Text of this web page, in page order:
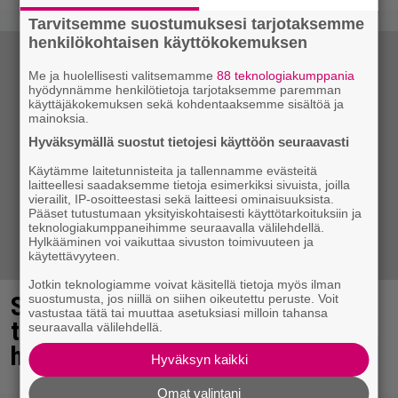
Sampo Kaulanen sai oudon
tulehduksen – makaa
hoitolaitteessa nytkähdellen
Tarvitsemme suostumuksesi tarjotaksemme
henkilökohtaisen käyttökokemuksen
Me ja huolellisesti valitsemamme88 teknologiakumppania
hyödynnämme henkilötietoja tarjotaksemme paremman
käyttäjäkokemuksen sekä kohdentaaksemme sisältöä ja
mainoksia.
Hyväksymällä suostut tietojesi käyttöön seuraavasti
Käytämme laitetunnisteita ja tallennamme evästeitä
laitteellesi saadaksemme tietoja esimerkiksi sivuista, joilla
vierailit, IP-osoitteestasi sekä laitteesi ominaisuuksista.
Pääset tutustumaan yksityiskohtaisesti käyttötarkoituksiin ja
teknologiakumppaneihimme seuraavalla välilehdellä.
Hylkääminen voi vaikuttaa sivuston toimivuuteen ja
käytettävyyteen.
Jotkin teknologiamme voivat käsitellä tietoja myös ilman
suostumusta, jos niillä on siihen oikeutettu peruste. Voit
vastustaa tätä tai muuttaa asetuksiasi milloin tahansa
seuraavalla välilehdellä.
Hyväksyn kaikki
Omat valintani